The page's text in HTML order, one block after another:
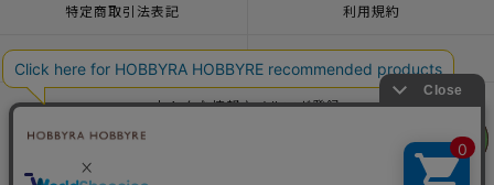
フェア
フェア
特定商取引法表記 利用規約
一緒に働こう♪求人情報
おトクな情報♪メルマガ登録